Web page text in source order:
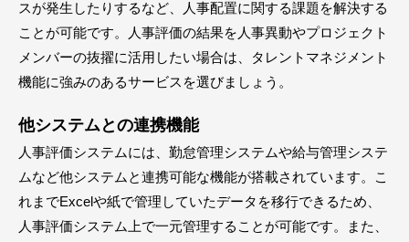
スが発生したりするなど、人事配置に関する課題を解決する
ことが可能です。人事評価の結果を人事異動やプロジェクト
メンバーの抜擢に活用したい場合は、タレントマネジメント
機能に強みのあるサービスを選びましょう。
他システムとの連携機能
人事評価システムには、勤怠管理システムや給与管理システ
ムなど他システムと連携可能な機能が搭載されています。こ
れまでExcelや紙で管理していたデータを移行できるため、
人事評価システム上で一元管理することが可能です。また、